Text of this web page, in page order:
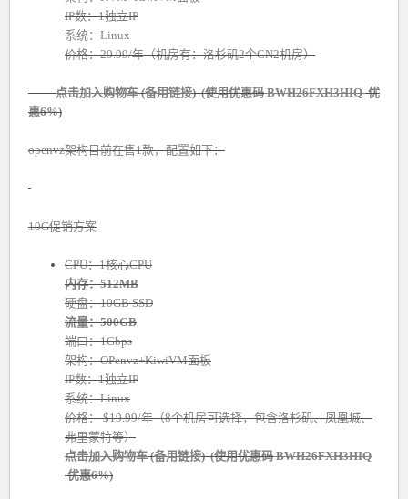
IP数：1独立IP
系统：Linux
价格：29.99/年（机房有：洛杉矶2个CN2机房）
点击加入购物车(备用链接) (使用优惠码BWH26FXH3HIQ优
惠6%)
openvz架构目前在售1款，配置如下：
10G促销方案
CPU：1核心CPU
内存：512MB
硬盘：10GB SSD
流量：500GB
端口：1Gbps
架构：OPenvz+KiwiVM面板
IP数：1独立IP
系统：Linux
价格： $19.99/年（8个机房可选择，包含洛杉矶、凤凰城、
弗里蒙特等）
点击加入购物车(备用链接) (使用优惠码BWH26FXH3HIQ
优惠6%)